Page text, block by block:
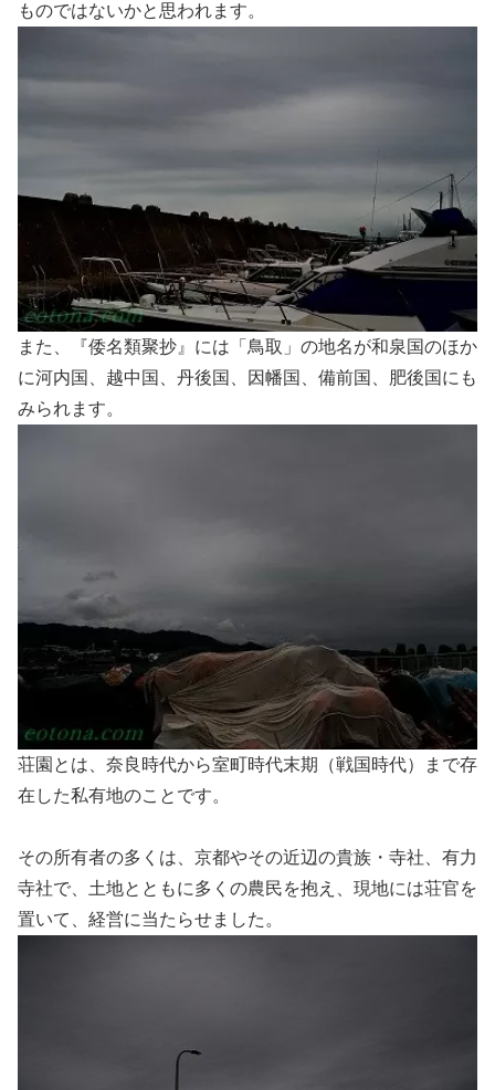
ものではないかと思われます。
また、『倭名類聚抄』には「鳥取」の地名が和泉国のほか
に河内国、越中国、丹後国、因幡国、備前国、肥後国にも
みられます。
荘園とは、奈良時代から室町時代末期（戦国時代）まで存
在した私有地のことです。
その所有者の多くは、京都やその近辺の貴族・寺社、有力
寺社で、土地とともに多くの農民を抱え、現地には荘官を
置いて、経営に当たらせました。